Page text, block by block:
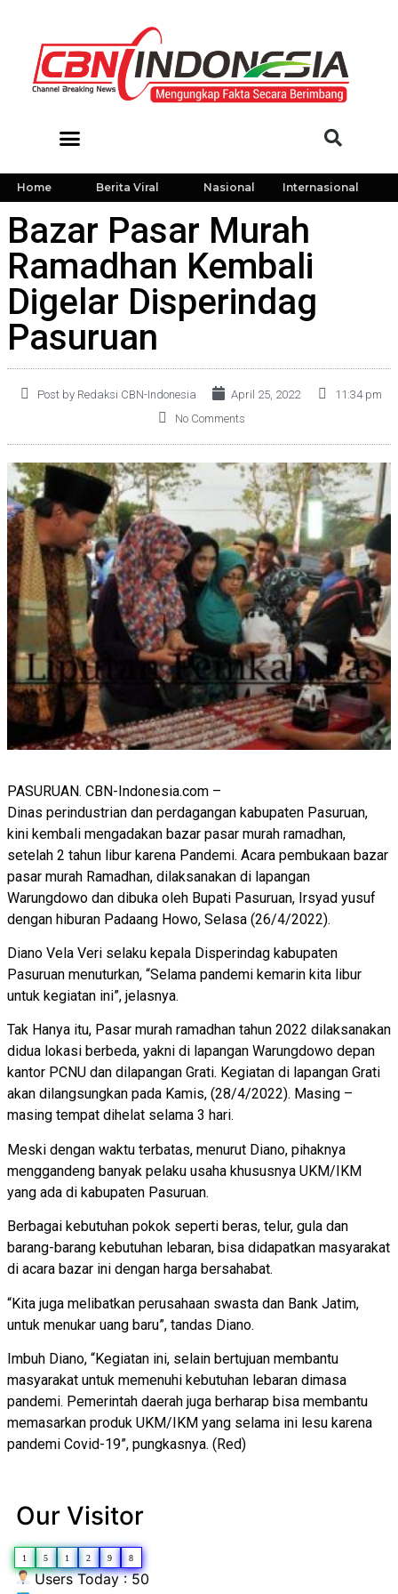
Home Berita Viral Nasional Internasional
Bazar Pasar Murah
Ramadhan Kembali
Digelar Disperindag
Pasuruan
Post by Redaksi CBN-Indonesia April 25, 2022
11:34 pm
No Comments
PASURUAN. CBN-Indonesia.com –
Dinas perindustrian dan perdagangan kabupaten Pasuruan,
kini kembali mengadakan bazar pasar murah ramadhan,
setelah 2 tahun libur karena Pandemi. Acara pembukaan bazar
pasar murah Ramadhan, dilaksanakan di lapangan
Warungdowo dan dibuka oleh Bupati Pasuruan, Irsyad yusuf
dengan hiburan Padaang Howo, Selasa (26/4/2022).
Diano Vela Veri selaku kepala Disperindag kabupaten
Pasuruan menuturkan, “Selama pandemi kemarin kita libur
untuk kegiatan ini”, jelasnya.
Tak Hanya itu, Pasar murah ramadhan tahun 2022 dilaksanakan
didua lokasi berbeda, yakni di lapangan Warungdowo depan
kantor PCNU dan dilapangan Grati. Kegiatan di lapangan Grati
akan dilangsungkan pada Kamis, (28/4/2022). Masing –
masing tempat dihelat selama 3 hari.
Meski dengan waktu terbatas, menurut Diano, pihaknya
menggandeng banyak pelaku usaha khususnya UKM/IKM
yang ada di kabupaten Pasuruan.
Berbagai kebutuhan pokok seperti beras, telur, gula dan
barang-barang kebutuhan lebaran, bisa didapatkan masyarakat
di acara bazar ini dengan harga bersahabat.
“Kita juga melibatkan perusahaan swasta dan Bank Jatim,
untuk menukar uang baru”, tandas Diano.
Imbuh Diano, “Kegiatan ini, selain bertujuan membantu
masyarakat untuk memenuhi kebutuhan lebaran dimasa
pandemi. Pemerintah daerah juga berharap bisa membantu
memasarkan produk UKM/IKM yang selama ini lesu karena
pandemi Covid-19”, pungkasnya. (Red)
Our Visitor
1 5 1 2 9 8
Users Today : 50